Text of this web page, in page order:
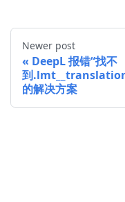
Newer post
DeepL 报错“找不
到
的解决方案